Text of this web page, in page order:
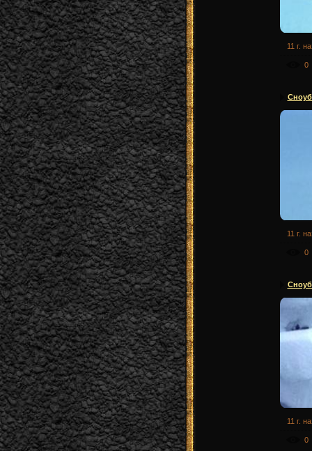
11 г.
0
11 г.
0
11 г.
0